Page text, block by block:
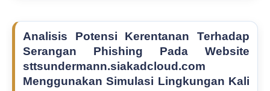
Analisis Potensi Kerentanan Terhadap
Serangan Phishing Pada Website
sttsundermann.siakadcloud.com
Menggunakan Simulasi Lingkungan Kali